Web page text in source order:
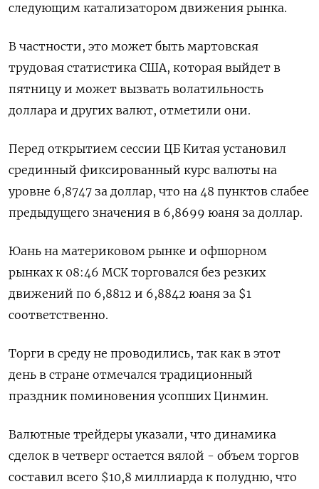
следующим катализатором движения рынка.
В частности, это может быть мартовская
трудовая статистика США, которая выйдет в
пятницу и может вызвать волатильность
доллара и других валют, отметили они.
Перед открытием сессии ЦБ Китая установил
срединный фиксированный курс валюты на
уровне 6,8747 за доллар, что на 48 пунктов слабее
предыдущего значения в 6,8699 юаня за доллар.
Юань на материковом рынке и офшорном
рынках к 08:46 МСК торговался без резких
движений по 6,8812​ и 6,8842 юаня за $1
соответственно.
Торги в среду не проводились, так как в этот
день в стране отмечался традиционный
праздник поминовения усопших Цинмин.
Валютные трейдеры указали, что динамика
сделок в четверг остается вялой - объем торгов
составил всего $10,8 миллиарда к полудню, что